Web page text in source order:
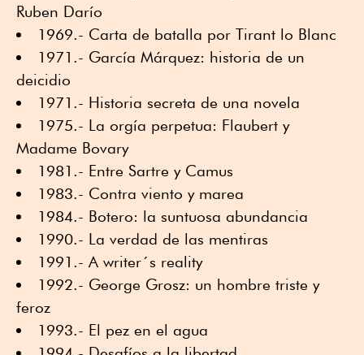
Ruben Darío
1969.- Carta de batalla por Tirant lo Blanc
1971.- García Márquez: historia de un
deicidio
1971.- Historia secreta de una novela
1975.- La orgía perpetua: Flaubert y
Madame Bovary
1981.- Entre Sartre y Camus
1983.- Contra viento y marea
1984.- Botero: la suntuosa abundancia
1990.- La verdad de las mentiras
1991.- A writer´s reality
1992.- George Grosz: un hombre triste y
feroz
1993.- El pez en el agua